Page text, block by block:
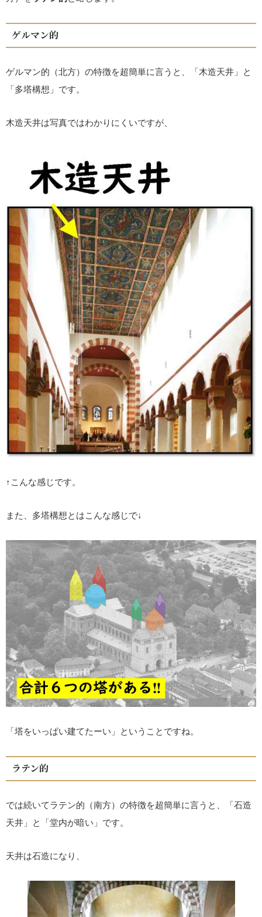
ゲルマン的
ゲルマン的（北方）の特徴を超簡単に言うと、「木造天井」と
「多塔構想」です。
木造天井は写真ではわかりにくいですが、
↑こんな感じです。
また、多塔構想とはこんな感じで↓
「塔をいっぱい建てたーい」ということですね。
ラテン的
では続いてラテン的（南方）の特徴を超簡単に言うと、「石造
天井」と「堂内が暗い」です。
天井は石造になり、